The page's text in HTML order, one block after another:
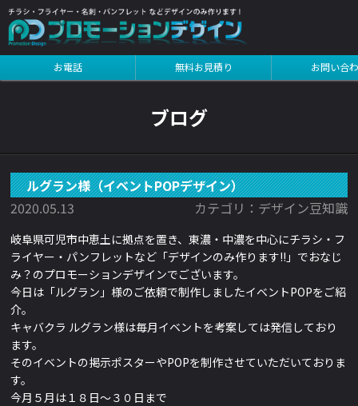
お電話 無料お見積り お問い合
ンを見る
ブログ
ルグラン様（イベントPOPデザイン）
2020.05.13
カテゴリ：デザイン豆知識
岐阜県可児市中恵土に拠点を置き、東濃・中濃を中心にチラシ・フ
ライヤー・パンフレットなど「デザインのみ作ります!!」でおなじ
み？のプロモーションデザインでございます。
今日は「ルグラン」様のご依頼で制作しましたイベントPOPをご紹
介。
キャバクラ ルグラン様は毎月イベントを考案しては発信しており
ます。
そのイベントの掲示ポスターやPOPを制作させていただいておりま
す。
今月５月は１８日〜３０日まで